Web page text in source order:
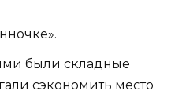
были складные
сэкономить место